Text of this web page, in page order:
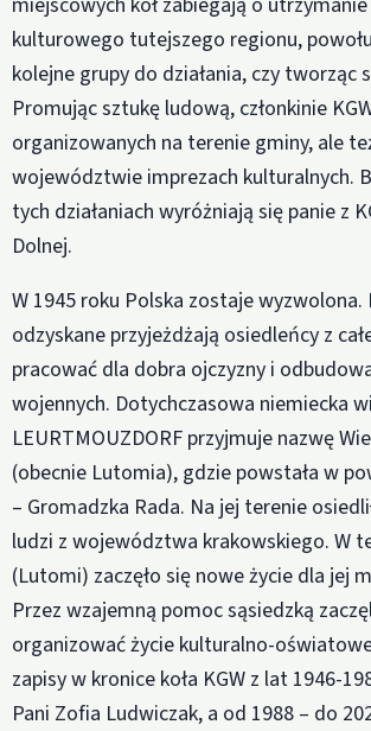
kulturowego tutejszego regionu,
kolejne grupy do działania, czy tworząc
Promując sztukę ludową, członkinie
organizowanych na terenie gminy, ale
województwie imprezach kulturalnych.
tych działaniach wyróżniają się panie z
Dolnej.
W 1945 roku Polska zostaje wyzwolona.
odzyskane przyjeżdżają osiedleńcy z
pracować dla dobra ojczyzny i
wojennych. Dotychczasowa niemiecka
LEURTMOUZDORF przyjmuje nazwę
(obecnie Lutomia), gdzie powstała w
– Gromadzka Rada. Na jej terenie
ludzi z województwa krakowskiego. W
(Lutomi) zaczęło się nowe życie dla jej
Przez wzajemną pomoc sąsiedzką
organizować życie kulturalno-
zapisy w kronice koła KGW z lat 1946-
Pani Zofia Ludwiczak, a od 1988 – do